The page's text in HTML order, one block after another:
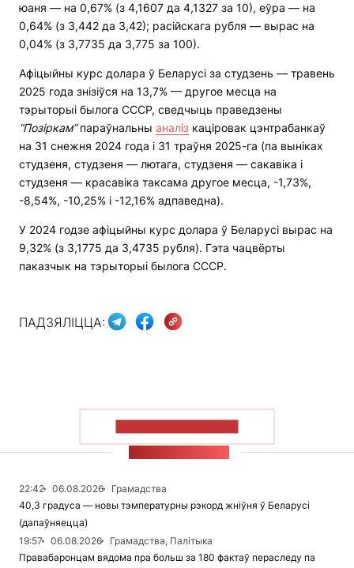
юаня — на 0,67% (з 4,1607 да 4,1327 за 10), еўра — на
0,64% (з 3,442 да 3,42); расійскага рубля — вырас на
0,04% (з 3,7735 да 3,775 за 100).
Афіцыйны курс долара ў Беларусі за студзень — травень
2025 года знізіўся на 13,7% — другое месца на
тэрыторыі былога СССР, сведчыць праведзены
“Позіркам”параўнальны аналіз каціровак цэнтрабанкаў
на 31 снежня 2024 года і 31 траўня 2025-га (па выніках
студзеня, студзеня — лютага, студзеня — сакавіка і
студзеня — красавіка таксама другое месца, -1,73%,
-8,54%, -10,25% і -12,16% адпаведна).
У 2024 годзе афіцыйны курс долара ў Беларусі вырас на
9,32% (з 3,1775 да 3,4735 рубля). Гэта чацвёрты
паказчык на тэрыторыі былога СССР.
ПАДЗЯЛІЦЦА:
22:42 06.08.2026
Грамадства
40,3 градуса — новы тэмпературны рэкорд жніўня ў Беларусі
(дапаўняецца)
19:57
06.08.2026
Грамадства, Палітыка
Правабаронцам вядома пра больш за 180 фактаў пераследу па